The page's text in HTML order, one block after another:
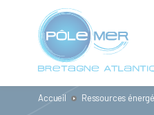
Panneau de gestion des cookies
contenu
Accueil Ressources